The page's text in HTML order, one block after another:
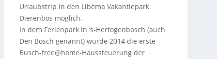
Urlaubstrip in den Libéma Vakantiepark
Dierenbos möglich.
In dem Ferienpark in ’s-Hertogenbosch (auch
Den Bosch genannt) wurde 2014 die erste
Busch-free@home-Haussteuerung der